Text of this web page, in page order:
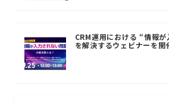
CRM運用における “情報
を解決するウェビナーを